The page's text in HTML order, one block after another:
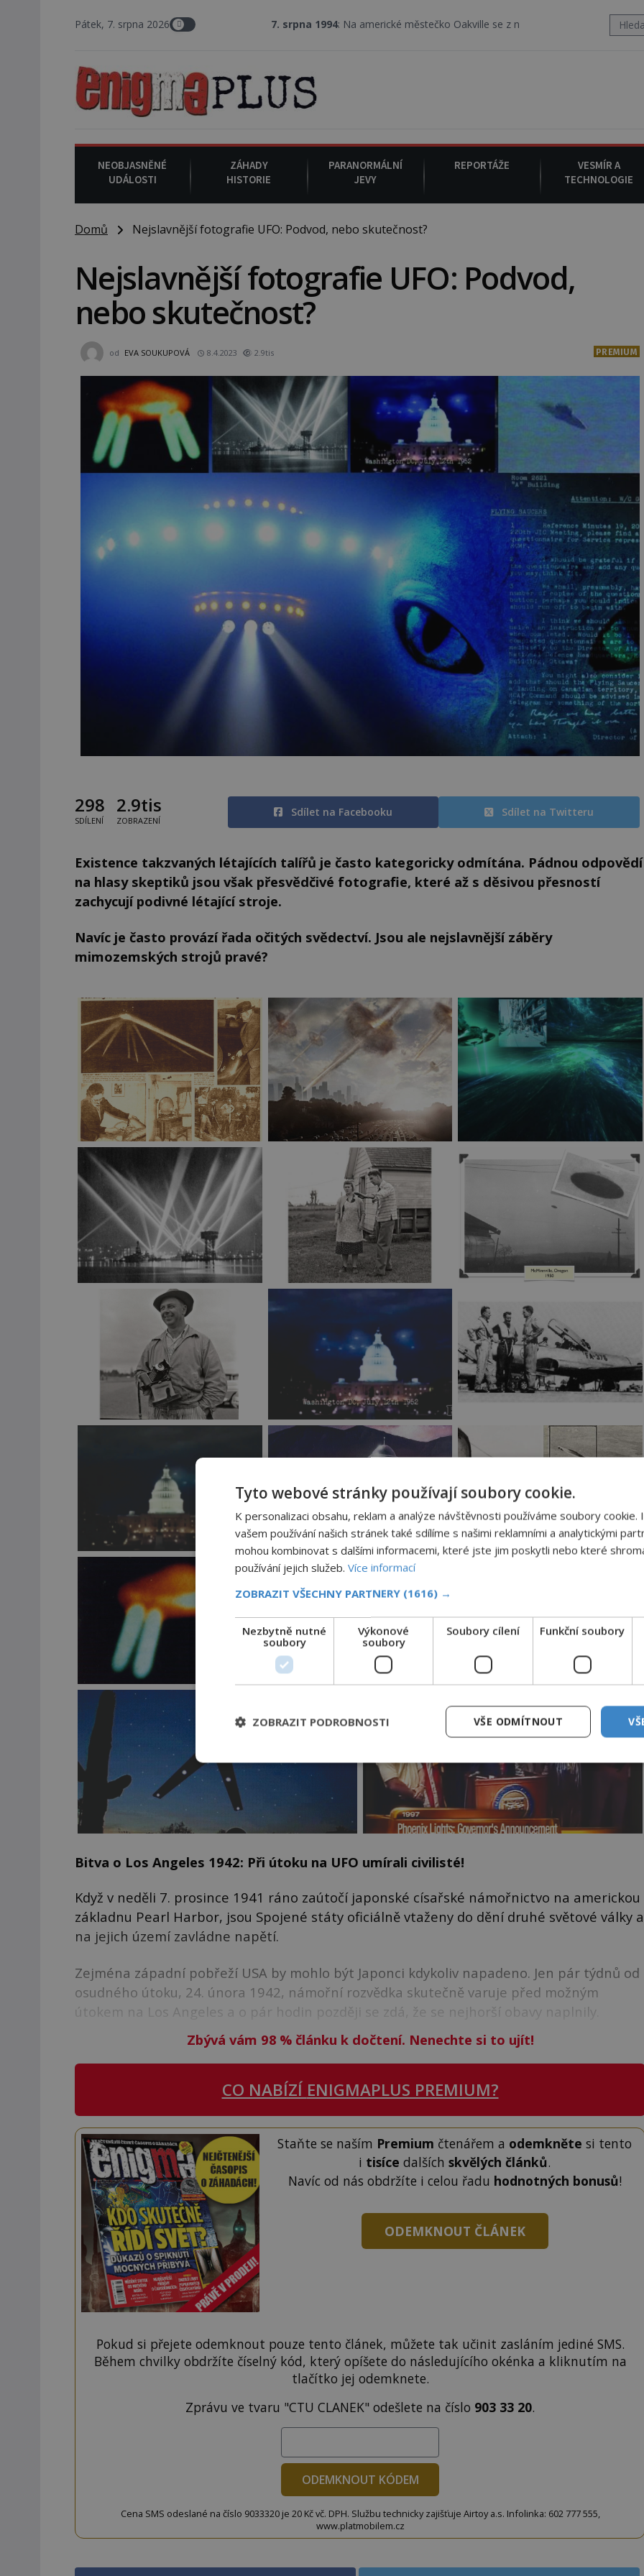
Pátek, 7. srpna 2026 : Na americké městečko Oakville se z nebe snáší podivná rosolovitá látka
NEOBJASNĚNÉ
UDÁLOSTI
ZÁHADY
HISTORIE
PARANORMÁLNÍ
JEVY
REPORTÁŽE
VESMÍR A
TECHNOLOGIE
Domů Nejslavnější fotografie UFO: Podvod, nebo skutečnost?
Nejslavnější fotografie UFO: Podvod,
nebo skutečnost?
od EVA SOUKUPOVÁ 8.4.2023 2.9tis PREMIUM
298
SDÍLENÍ
2.9tis
ZOBRAZENÍ
Sdílet na Facebooku Sdílet na Twitteru
Existence takzvaných létajících talířů je často kategoricky odmítána. Pádnou odpovědí
na hlasy skeptiků jsou však přesvědčivé fotografie, které až s děsivou přesností
zachycují podivné létající stroje.
Navíc je často provází řada očitých svědectví. Jsou ale nejslavnější záběry
mimozemských strojů pravé?
Bitva o Los Angeles 1942: Při útoku na UFO umírali civilisté!
Když v neděli 7. prosince 1941 ráno zaútočí japonské císařské námořnictvo na americkou
základnu Pearl Harbor, jsou Spojené státy oficiálně vtaženy do dění druhé světové války a
na jejich území zavládne napětí.
Zejména západní pobřeží USA by mohlo být Japonci kdykoliv napadeno. Jen pár týdnů od
osudného útoku, 24. února 1942, námořní rozvědka skutečně varuje před možným
útokem na Los Angeles a o pár hodin později se zdá, že se nejhorší obavy naplnily.
Zbývá vám 98 %článku k dočtení. Nenechte si to ujít!
CO NABÍZÍ ENIGMAPLUS PREMIUM?
Staňte se naším Premium čtenářem a odemkněte si tento
i tisíce dalšíchskvělých článků.
Navíc od nás obdržíte i celou řadu hodnotných bonusů!
ODEMKNOUT ČLÁNEK
Pokud si přejete odemknout pouze tento článek, můžete tak učinit zasláním jediné SMS.
Během chvilky obdržíte číselný kód, který opíšete do následujícího okénka a kliknutím na
tlačítko jej odemknete.
Zprávu ve tvaru "CTU CLANEK" odešlete na číslo 903 33 20.
ODEMKNOUT KÓDEM
Cena SMS odeslané na číslo 9033320 je 20 Kč vč. DPH. Službu technicky zajišťuje Airtoy a.s. Infolinka: 602 777 555,
www.platmobilem.cz
Tyto webové stránky používají soubory cookie.
K personalizaci obsahu, reklam a analýze návštěvnosti používáme soubory cookie.
vašem používání našich stránek také sdílíme s našimi reklamními a analytickými
mohou kombinovat s dalšími informacemi, které jste jim poskytli nebo které
používání jejich služeb. Více informací
ZOBRAZIT VŠECHNY PARTNERY (1616) →
Nezbytně nutné
soubory
Výkonové
soubory
Soubory cílení Funkční soubory
VŠE ODMÍTNOUT
ZOBRAZIT PODROBNOSTI